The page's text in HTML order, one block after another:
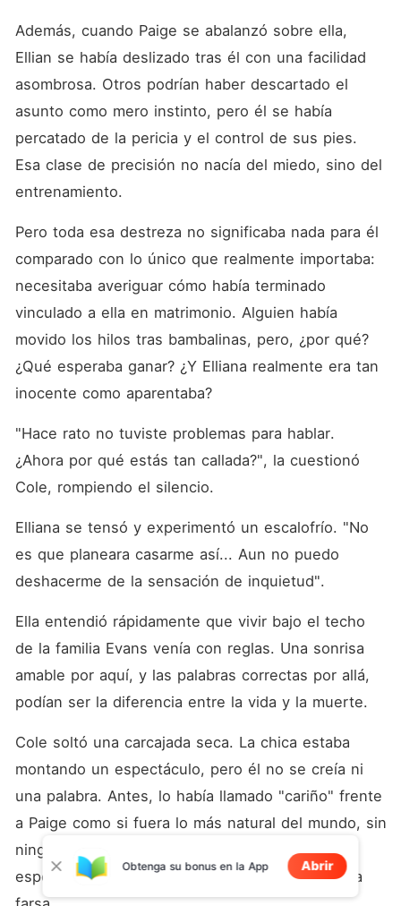
Además, cuando Paige se abalanzó sobre ella,
Ellian se había deslizado tras él con una facilidad
asombrosa. Otros podrían haber descartado el
asunto como mero instinto, pero él se había
percatado de la pericia y el control de sus pies.
Esa clase de precisión no nacía del miedo, sino del
entrenamiento.
Pero toda esa destreza no significaba nada para él
comparado con lo único que realmente importaba:
necesitaba averiguar cómo había terminado
vinculado a ella en matrimonio. Alguien había
movido los hilos tras bambalinas, pero, ¿por qué?
¿Qué esperaba ganar? ¿Y Elliana realmente era tan
inocente como aparentaba?
"Hace rato no tuviste problemas para hablar.
¿Ahora por qué estás tan callada?", la cuestionó
Cole, rompiendo el silencio.
Elliana se tensó y experimentó un escalofrío. "No
es que planeara casarme así... Aun no puedo
deshacerme de la sensación de inquietud".
Ella entendió rápidamente que vivir bajo el techo
de la familia Evans venía con reglas. Una sonrisa
amable por aquí, y las palabras correctas por allá,
podían ser la diferencia entre la vida y la muerte.
Cole soltó una carcajada seca. La chica estaba
montando un espectáculo, pero él no se creía ni
una palabra. Antes, lo había llamado "cariño" frente
a Paige como si fuera lo más natural del mundo, sin
ningún rastro de inquietud en su voz. Solo
esperaría a ver cuánto tiempo podía mantener la
Obtenga su bonus en la App Abrir